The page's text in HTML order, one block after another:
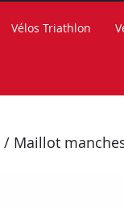
Vélos Triathlon
/ Maillot